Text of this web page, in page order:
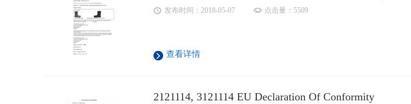
发布时间：2018-05-07 点击量：5509
查看详情
2121114, 3121114 EU Declaration Of Conformity